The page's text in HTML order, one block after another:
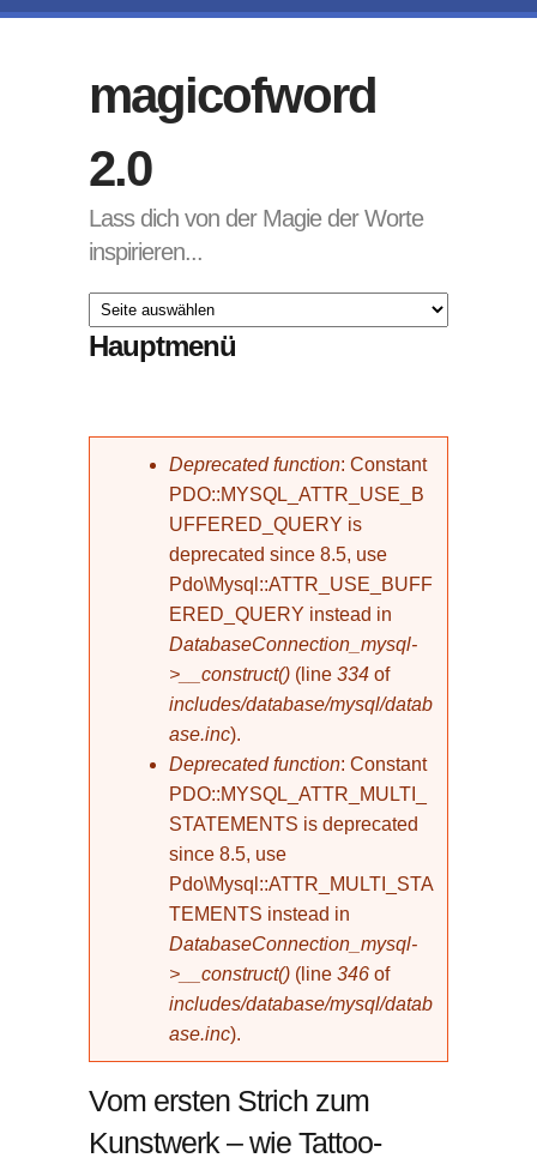
magicofword
2.0
Lass dich von der Magie der Worte
inspirieren...
Hauptmenü
Fehlermeldung
Deprecated function: Constant
PDO::MYSQL_ATTR_USE_B
UFFERED_QUERY is
deprecated since 8.5, use
Pdo\Mysql::ATTR_USE_BUFF
ERED_QUERY instead in
DatabaseConnection_mysql-
>__construct() (line 334 of
includes/database/mysql/datab
ase.inc).
Deprecated function: Constant
PDO::MYSQL_ATTR_MULTI_
STATEMENTS is deprecated
since 8.5, use
Pdo\Mysql::ATTR_MULTI_STA
TEMENTS instead in
DatabaseConnection_mysql-
>__construct() (line 346 of
includes/database/mysql/datab
ase.inc).
Vom ersten Strich zum
Kunstwerk – wie Tattoo-